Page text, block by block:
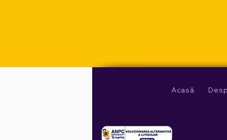
Acasă